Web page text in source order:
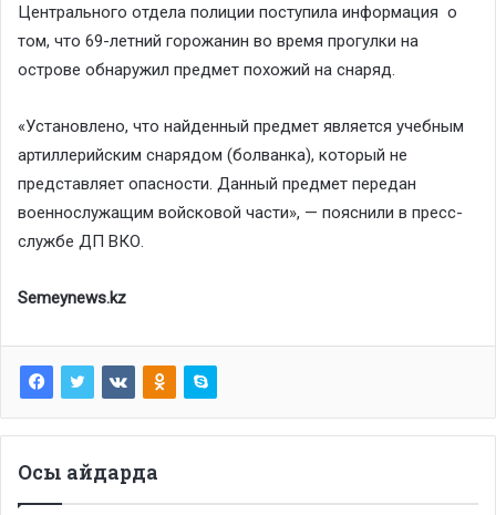
Центрального отдела полиции поступила информация о
том, что 69-летний горожанин во время прогулки на
острове обнаружил предмет похожий на снаряд.
«Установлено, что найденный предмет является учебным
артиллерийским снарядом (болванка), который не
представляет опасности. Данный предмет передан
военнослужащим войсковой части», — пояснили в пресс-
службе ДП ВКО.
Semeynews.kz
Осы айдарда